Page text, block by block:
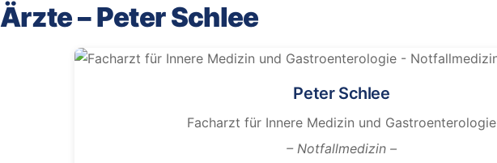
Ärzte – Peter Schlee
Peter Schlee
Facharzt für Innere Medizin und Gastroenterologie
– Notfallmedizin –